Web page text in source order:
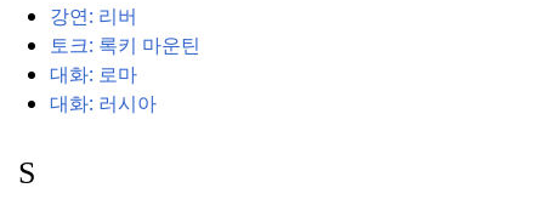
강연: 리버
토크: 록키 마운틴
대화: 로마
대화: 러시아
S